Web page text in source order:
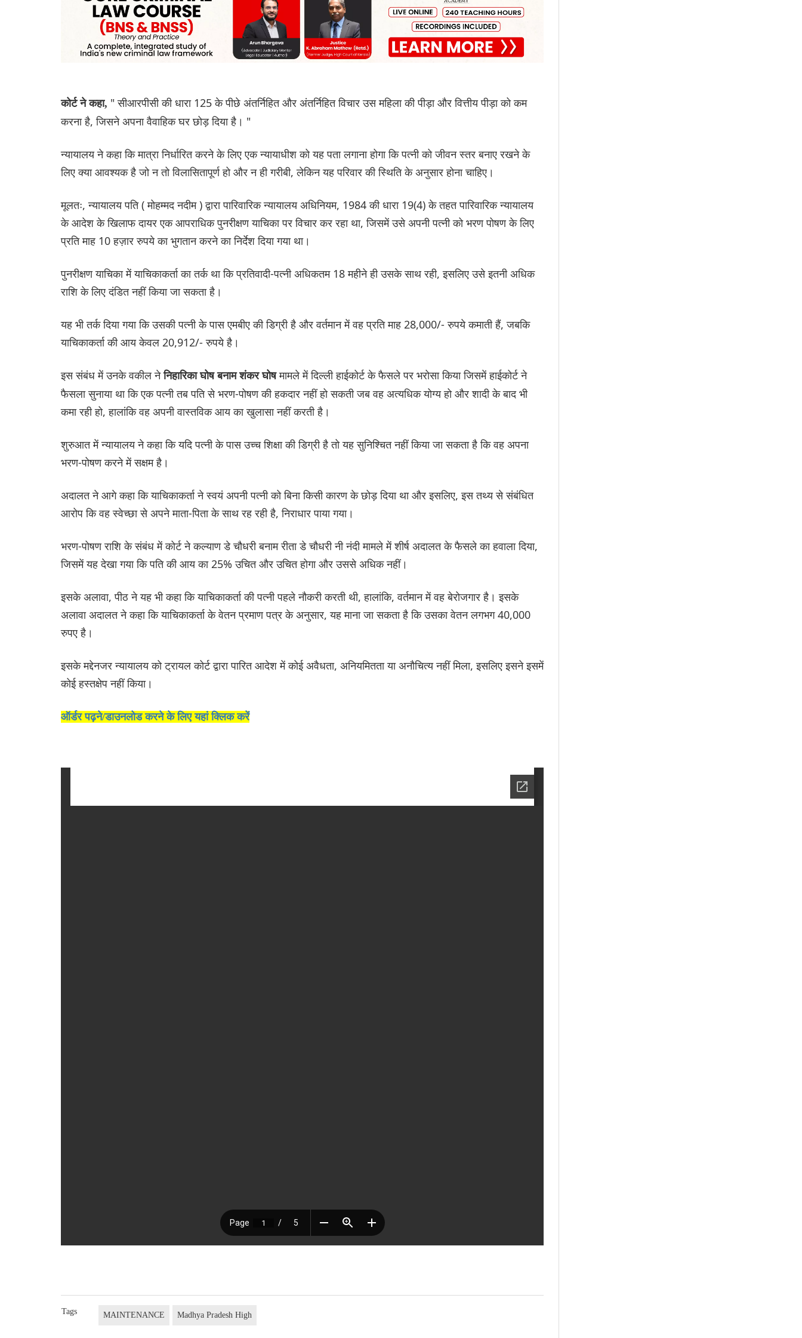
कोर्ट ने कहा, " सीआरपीसी की धारा 125 के पीछे अंतर्निहित और अंतर्निहित विचार उस महिला की पीड़ा और वित्तीय पीड़ा को कम
करना है, जिसने अपना वैवाहिक घर छोड़ दिया है। "
न्यायालय ने कहा कि मात्रा निर्धारित करने के लिए एक न्यायाधीश को यह पता लगाना होगा कि पत्नी को जीवन स्तर बनाए रखने के
लिए क्या आवश्यक है जो न तो विलासितापूर्ण हो और न ही गरीबी, लेकिन यह परिवार की स्थिति के अनुसार होना चाहिए।
मूलतः, न्यायालय पति ( मोहम्मद नदीम ) द्वारा पारिवारिक न्यायालय अधिनियम, 1984 की धारा 19(4) के तहत पारिवारिक न्यायालय
के आदेश के खिलाफ दायर एक आपराधिक पुनरीक्षण याचिका पर विचार कर रहा था, जिसमें उसे अपनी पत्नी को भरण पोषण के लिए
प्रति माह 10 हज़ार रुपये का भुगतान करने का निर्देश दिया गया था।
पुनरीक्षण याचिका में याचिकाकर्ता का तर्क था कि प्रतिवादी-पत्नी अधिकतम 18 महीने ही उसके साथ रही, इसलिए उसे इतनी अधिक
राशि के लिए दंडित नहीं किया जा सकता है।
यह भी तर्क दिया गया कि उसकी पत्नी के पास एमबीए की डिग्री है और वर्तमान में वह प्रति माह 28,000/- रुपये कमाती हैं, जबकि
याचिकाकर्ता की आय केवल 20,912/- रुपये है।
इस संबंध में उनके वकील नेनिहारिका घोष बनाम शंकर घोषमामले में दिल्ली हाईकोर्ट के फैसले पर भरोसा किया जिसमें हाईकोर्ट ने
फैसला सुनाया था कि एक पत्नी तब पति से भरण-पोषण की हकदार नहीं हो सकती जब वह अत्यधिक योग्य हो और शादी के बाद भी
कमा रही हो, हालांकि वह अपनी वास्तविक आय का खुलासा नहीं करती है।
शुरुआत में न्यायालय ने कहा कि यदि पत्नी के पास उच्च शिक्षा की डिग्री है तो यह सुनिश्चित नहीं किया जा सकता है कि वह अपना
भरण-पोषण करने में सक्षम है।
अदालत ने आगे कहा कि याचिकाकर्ता ने स्वयं अपनी पत्नी को बिना किसी कारण के छोड़ दिया था और इसलिए, इस तथ्य से संबंधित
आरोप कि वह स्वेच्छा से अपने माता-पिता के साथ रह रही है, निराधार पाया गया।
भरण-पोषण राशि के संबंध में कोर्ट ने कल्याण डे चौधरी बनाम रीता डे चौधरी नी नंदी मामले में शीर्ष अदालत के फैसले का हवाला दिया,
जिसमें यह देखा गया कि पति की आय का 25% उचित और उचित होगा और उससे अधिक नहीं।
इसके अलावा, पीठ ने यह भी कहा कि याचिकाकर्ता की पत्नी पहले नौकरी करती थी, हालांकि, वर्तमान में वह बेरोजगार है। इसके
अलावा अदालत ने कहा कि याचिकाकर्ता के वेतन प्रमाण पत्र के अनुसार, यह माना जा सकता है कि उसका वेतन लगभग 40,000
रुपए है।
इसके मद्देनजर न्यायालय को ट्रायल कोर्ट द्वारा पारित आदेश में कोई अवैधता, अनियमितता या अनौचित्य नहीं मिला, इसलिए इसने इसमें
कोई हस्तक्षेप नहीं किया।
ऑर्डर पढ़ने/डाउनलोड करने के लिए यहां क्लिक करें
Tags MAINTENANCE Madhya Pradesh High